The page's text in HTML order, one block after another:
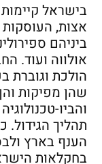
אצות, העוסקות
ביניהם
אולווה ועוד.
הולכת וגוברת
שהן מפיקות
והביו-
תהליך הגידול.
הענף בארץ
בחקלאות